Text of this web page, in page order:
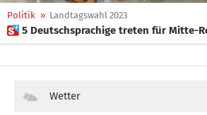
Politik » Landtagswahl 2023
 5 Deutschsprachige treten für Mitte-
Wetter